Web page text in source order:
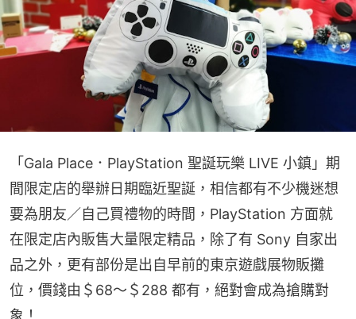
「Gala Place．PlayStation 聖誕玩樂 LIVE 小鎮」期
間限定店的舉辦日期臨近聖誕，相信都有不少機迷想
要為朋友／自己買禮物的時間，PlayStation 方面就
在限定店內販售大量限定精品，除了有 Sony 自家出
品之外，更有部份是出自早前的東京遊戲展物販攤
位，價錢由＄68～＄288 都有，絕對會成為搶購對